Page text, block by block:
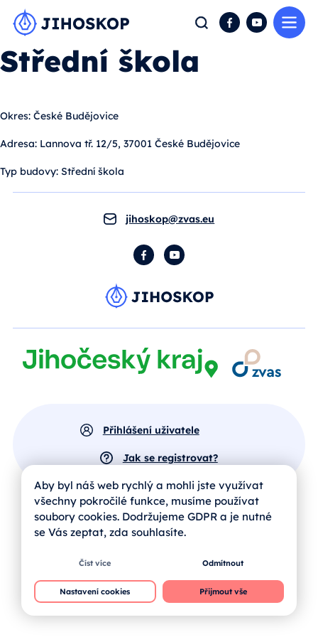
Hledat FacebookYouTube
Střední škola
Okres: České Budějovice
Adresa: Lannova tř. 12/5, 37001 České Budějovice
Typ budovy: Střední škola
jihoskop@zvas.eu
FacebookYouTube
Přihlášení uživatele
Jak se registrovat?
Aby byl náš web rychlý a mohli jste využívat
všechny pokročilé funkce, musíme používat
soubory cookies. Dodržujeme GDPR a je nutné
se Vás zeptat, zda souhlasíte.
Číst více Odmítnout
Nastavení cookies Přijmout vše